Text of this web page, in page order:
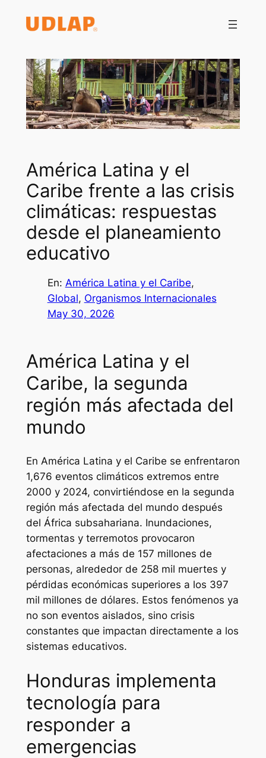
América Latina y el
Caribe frente a las crisis
climáticas: respuestas
desde el planeamiento
educativo
En: América Latina y el Caribe
Global, Organismos Internacionales
May 30, 2026
América Latina y el
Caribe, la segunda
región más afectada del
mundo
En América Latina y el Caribe se enfrentaron
1,676 eventos climáticos extremos entre
2000 y 2024, convirtiéndose en la segunda
región más afectada del mundo después
del África subsahariana. Inundaciones,
tormentas y terremotos provocaron
afectaciones a más de 157 millones de
personas, alrededor de 258 mil muertes y
pérdidas económicas superiores a los 397
mil millones de dólares. Estos fenómenos ya
no son eventos aislados, sino crisis
constantes que impactan directamente a los
sistemas educativos.
Honduras implementa
tecnología para
responder a
emergencias